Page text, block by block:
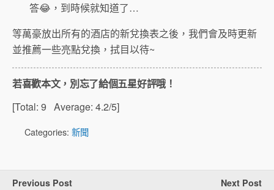
答😂，到時候就知道了…
等萬豪放出所有的酒店的新兌換表之後，我們會及時更新
並推薦一些亮點兌換，拭目以待~
若喜歡本文，別忘了給個五星好評哦！
[Total: 9 Average: 4.2/5]
Categories: 新聞
Previous Post Next Post